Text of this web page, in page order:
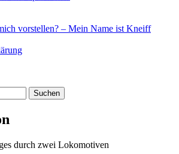
vorstellen? – Mein Name ist Kneiff
durch zwei Lokomotiven